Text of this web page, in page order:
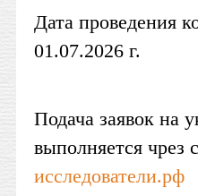
Дата проведения
01.07.2026 г.
Подача заявок на
выполняется чрез
исследователи.рф